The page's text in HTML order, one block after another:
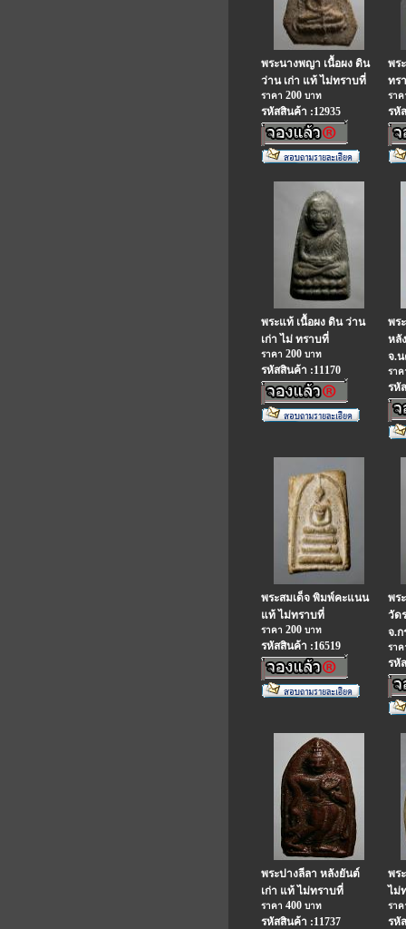
พระนางพญา เนื้อผง ดิน
ว่าน เก่า แท้ ไม่ทราบที่
ราคา 200 บาท
รหัสสินค้า :12935
พร
ทร
รา
รหั
พระแท้ เนื้อผง ดิน ว่าน
เก่า ไม่ ทราบที่
ราคา 200 บาท
รหัสสินค้า :11170
พร
หลั
จ.
รา
รหั
พระสมเด็จ พิมพ์คะแนน
แท้ ไม่ทราบที่
ราคา 200 บาท
รหัสสินค้า :16519
พร
วัด
จ.ก
รา
รหั
พระปางลีลา หลังยันต์
เก่า แท้ ไม่ทราบที่
ราคา 400 บาท
รหัสสินค้า :11737
พร
ไม่
รา
รหั